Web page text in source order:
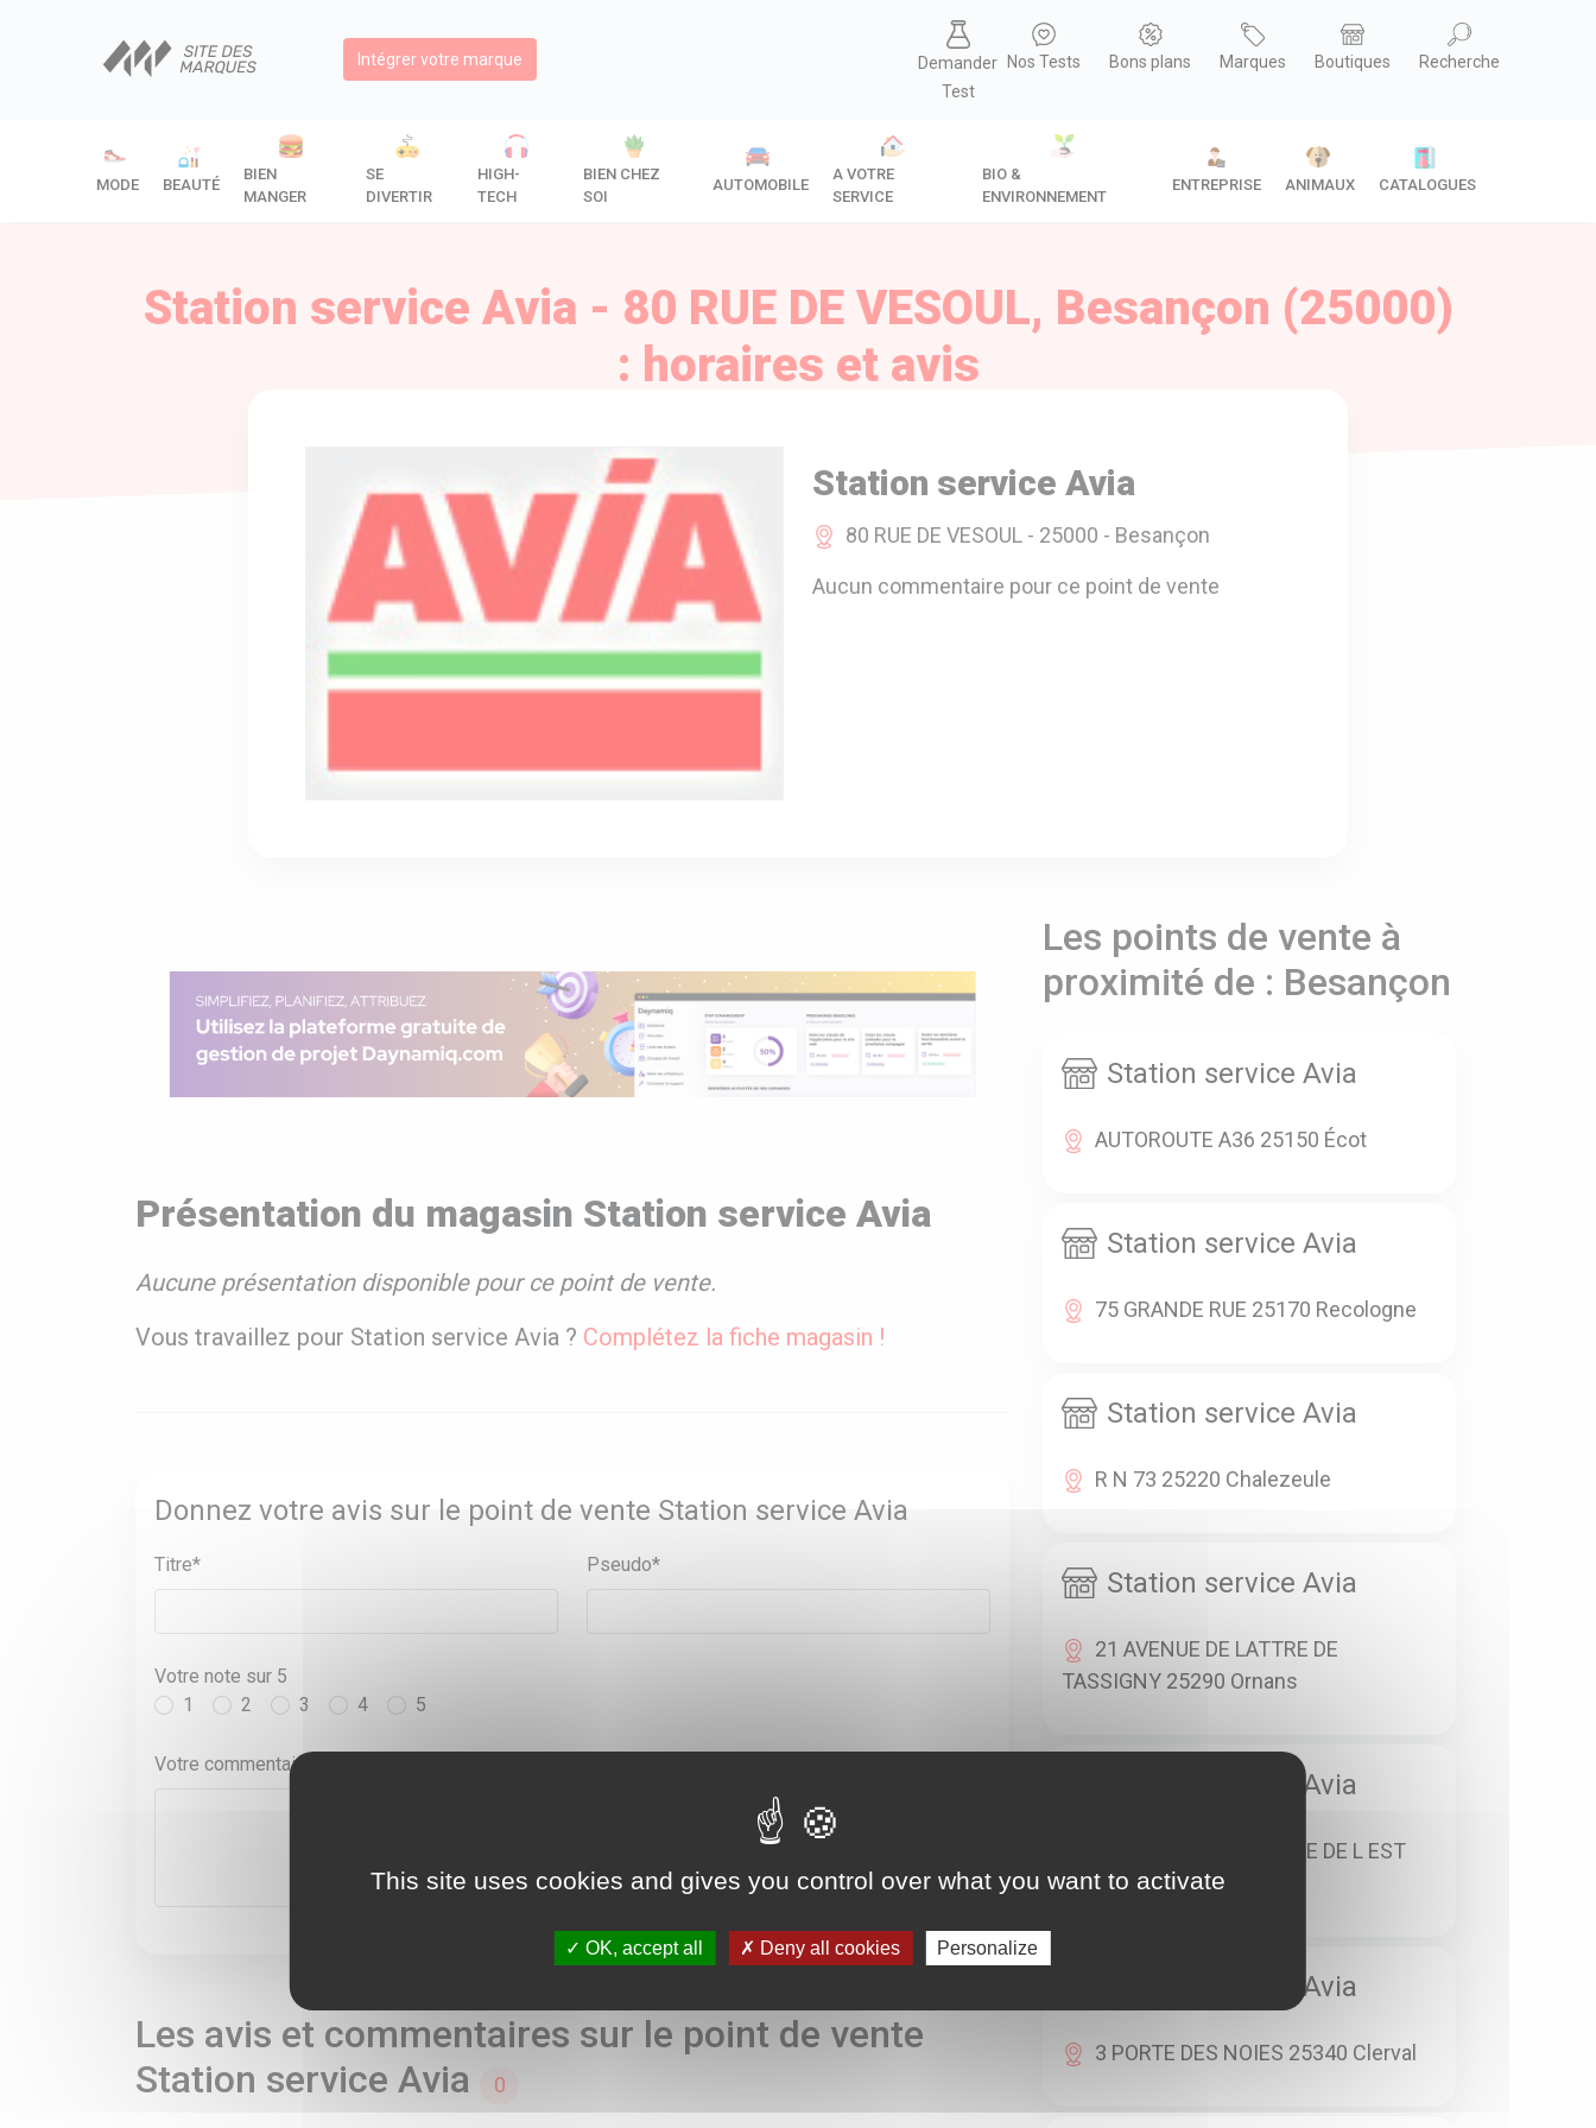
Intégrer votre marque
Demander
Test
Nos Tests Bons plans Marques Boutiques Recherche
MODE BEAUTÉ
BIEN
MANGER
SE
DIVERTIR
HIGH-
TECH
BIEN CHEZ
SOI
AUTOMOBILE
A VOTRE
SERVICE
BIO &
ENVIRONNEMENT
ENTREPRISE ANIMAUX CATALOGUES
Station service Avia - 80 RUE DE VESOUL, Besançon (25000)
: horaires et avis
Station service Avia
80 RUE DE VESOUL - 25000 - Besançon
Aucun commentaire pour ce point de vente
Présentation du magasin Station service Avia
Aucune présentation disponible pour ce point de vente.
Vous travaillez pour Station service Avia ? Complétez la fiche magasin !
Donnez votre avis sur le point de vente Station service Avia
Titre* Pseudo*
Votre note sur 5
1
2 3 4 5
Votre commentaire*
Les avis et commentaires sur le point de vente
Station service Avia
0
Les points de vente à
proximité de : Besançon
Station service Avia
AUTOROUTE A36 25150 Écot
Station service Avia
75 GRANDE RUE 25170 Recologne
Station service Avia
R N 73 25220 Chalezeule
Station service Avia
21 AVENUE DE LATTRE DE
TASSIGNY 25290 Ornans
Station service Avia
18 AVENUE DE L ARMEE DE L EST
25300 Pontarlier
Station service Avia
3 PORTE DES NOIES 25340 Clerval
This site uses cookies and gives you control over what you want to activate
OK, accept all Deny all cookies Personalize